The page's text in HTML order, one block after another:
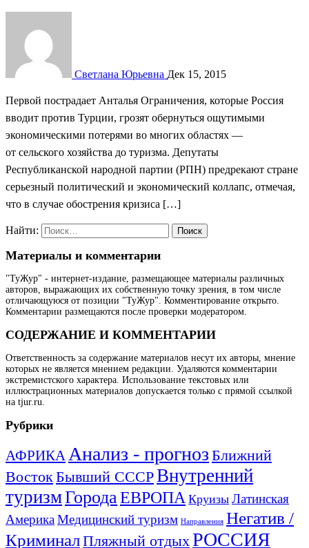
Светлана Юрьевна Дек 15, 2015
Первой пострадает Анталья Ограничения, которые Россия
вводит против Турции, грозят обернуться ощутимыми
экономическими потерями во многих областях —
от сельского хозяйства до туризма. Депутаты
Республиканской народной партии (РПН) предрекают стране
серьезный политический и экономический коллапс, отмечая,
что в случае обострения кризиса […]
Найти:
Материалы и комментарии
"ТуЖур" - интернет-издание, размещающее материалы различных
авторов, выражающих их собственную точку зрения, в том числе
отличающуюся от позиции "ТуЖур". Комментирование открыто.
Комментарии размещаются после проверки модератором.
СОДЕРЖАНИЕ И КОММЕНТАРИИ
Ответственность за содержание материалов несут их авторы, мнение
которых не является мнением редакции. Удаляются комментарии
экстремистского характера. Использование текстовых или
иллюстрационных материалов допускается только с прямой ссылкой
на tjur.ru.
Рубрики
АФРИКА Анализ - прогноз Ближний
Восток Бывший СССРВнутренний
туризмГорода ЕВРОПА Круизы Латинская
Америка Медицинский туризм Направления Негатив /
КриминалПляжный отдыхРОССИЯ